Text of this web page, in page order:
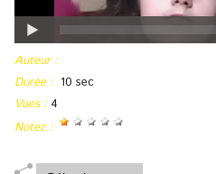
Auteur :
Durée : 10 sec
Vues : 4
Notez :